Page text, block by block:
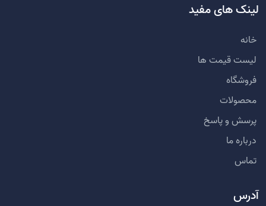
لینک های مفید
خانه
لیست قیمت ها
فروشگاه
محصولات
پرسش و پاسخ
درباره ما
تماس
آدرس